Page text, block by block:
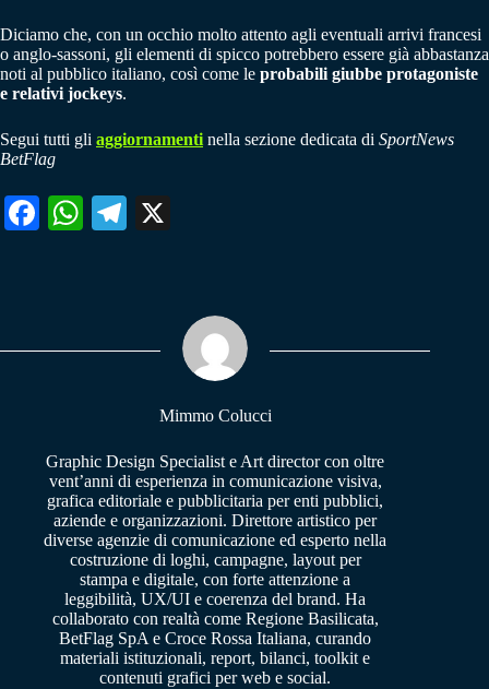
Diciamo che, con un occhio molto attento agli eventuali arrivi francesi
o anglo-sassoni, gli elementi di spicco potrebbero essere già abbastanza
noti al pubblico italiano, così come le probabili giubbe protagoniste
e relativi jockeys.
Segui tutti gli aggiornamenti nella sezione dedicata di SportNews
BetFlag
Fa W
pp
Te
m
Mimmo Colucci
Graphic Design Specialist e Art director con oltre
vent’anni di esperienza in comunicazione visiva,
grafica editoriale e pubblicitaria per enti pubblici,
aziende e organizzazioni. Direttore artistico per
diverse agenzie di comunicazione ed esperto nella
costruzione di loghi, campagne, layout per
stampa e digitale, con forte attenzione a
leggibilità, UX/UI e coerenza del brand. Ha
collaborato con realtà come Regione Basilicata,
BetFlag SpA e Croce Rossa Italiana, curando
materiali istituzionali, report, bilanci, toolkit e
contenuti grafici per web e social.